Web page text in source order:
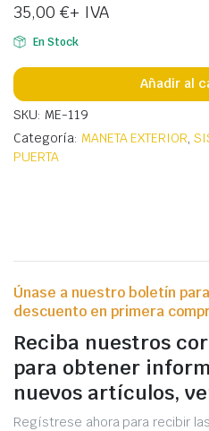
35,00 €+ IVA
En Stock
Añadir al
SKU: ME-119
Categoría: MANETA EXTERIOR ,
PUERTA
Únase a nuestro boletín
descuento en primera
Reciba nuestros
para obtener
nuevos artículos,
Regístrese ahora para recibir